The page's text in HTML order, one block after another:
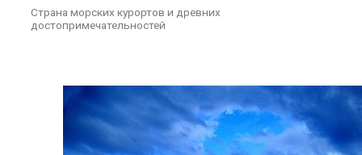
Страна морских курортов и древних
достопримечательностей